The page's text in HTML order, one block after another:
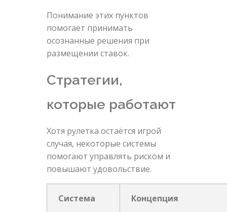
Понимание этих пунктов
помогает принимать
осознанные решения при
размещении ставок.
Стратегии,
которые работают
Хотя рулетка остаётся игрой
случая, некоторые системы
помогают управлять риском и
повышают удовольствие.
Система Концепция